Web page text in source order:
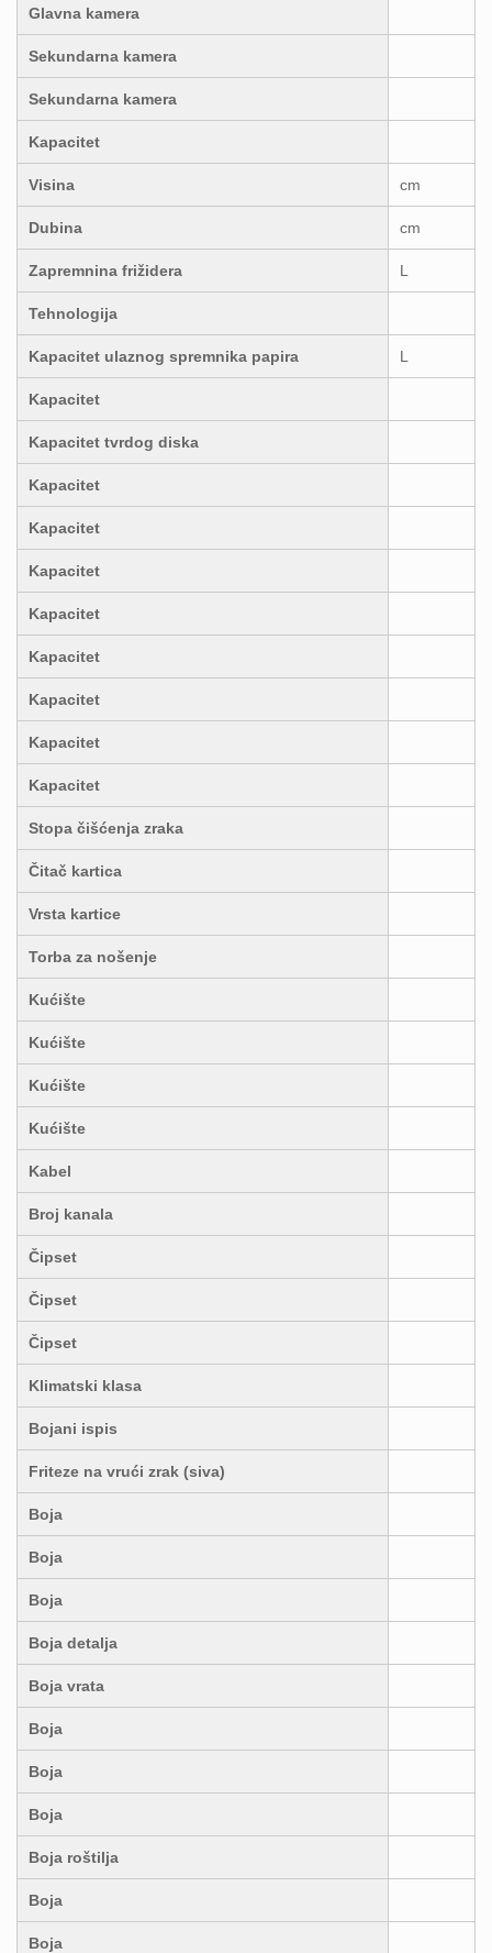
Glavna kamera
Sekundarna kamera
Sekundarna kamera
Kapacitet
Visina cm
Dubina cm
Zapremnina frižidera L
Tehnologija
Kapacitet ulaznog spremnika papira L
Kapacitet
Kapacitet tvrdog diska
Kapacitet
Kapacitet
Kapacitet
Kapacitet
Kapacitet
Kapacitet
Kapacitet
Kapacitet
Stopa čišćenja zraka
Čitač kartica
Vrsta kartice
Torba za nošenje
Kućište
Kućište
Kućište
Kućište
Kabel
Broj kanala
Čipset
Čipset
Čipset
Klimatski klasa
Bojani ispis
Friteze na vrući zrak (siva)
Boja
Boja
Boja
Boja detalja
Boja vrata
Boja
Boja
Boja
Boja roštilja
Boja
Boja